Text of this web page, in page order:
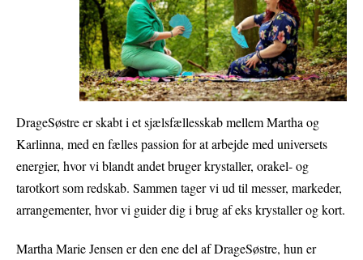
DrageSøstre er skabt i et sjælsfællesskab mellem Martha og
Karlinna, med en fælles passion for at arbejde med universets
energier, hvor vi blandt andet bruger krystaller, orakel- og
tarotkort som redskab. Sammen tager vi ud til messer, markeder,
arrangementer, hvor vi guider dig i brug af eks krystaller og kort.
Martha Marie Jensen er den ene del af DrageSøstre, hun er